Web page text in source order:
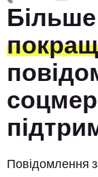
Більше
Повідомлення